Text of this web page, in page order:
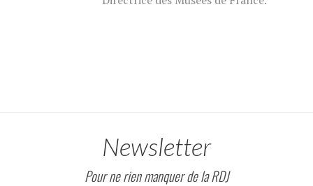
Newsletter
Pour ne rien manquer de la RDJ